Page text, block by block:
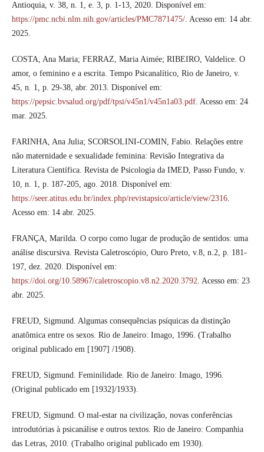
Antioquia, v. 38, n. 1, e. 3, p. 1-13, 2020. Disponível em:
https://pmc.ncbi.nlm.nih.gov/articles/PMC7871475/. Acesso em: 14 abr.
2025.
COSTA, Ana Maria; FERRAZ, Maria Aimée; RIBEIRO, Valdelice. O
amor, o feminino e a escrita. Tempo Psicanalítico, Rio de Janeiro, v.
45, n. 1, p. 29-38, abr. 2013. Disponível em:
https://pepsic.bvsalud.org/pdf/tpsi/v45n1/v45n1a03.pdf. Acesso em: 24
mar. 2025.
FARINHA, Ana Julia; SCORSOLINI-COMIN, Fabio. Relações entre
não maternidade e sexualidade feminina: Revisão Integrativa da
Literatura Científica. Revista de Psicologia da IMED, Passo Fundo, v.
10, n. 1, p. 187-205, ago. 2018. Disponível em:
https://seer.atitus.edu.br/index.php/revistapsico/article/view/2316.
Acesso em: 14 abr. 2025.
FRANÇA, Marilda. O corpo como lugar de produção de sentidos: uma
análise discursiva. Revista Caletroscópio, Ouro Preto, v.8, n.2, p. 181-
197, dez. 2020. Disponível em:
https://doi.org/10.58967/caletroscopio.v8.n2.2020.3792. Acesso em: 23
abr. 2025.
FREUD, Sigmund. Algumas consequências psíquicas da distinção
anatômica entre os sexos. Rio de Janeiro: Imago, 1996. (Trabalho
original publicado em [1907] /1908).
FREUD, Sigmund. Feminilidade. Rio de Janeiro: Imago, 1996.
(Original publicado em [1932]/1933).
FREUD, Sigmund. O mal-estar na civilização, novas conferências
introdutórias à psicanálise e outros textos. Rio de Janeiro: Companhia
das Letras, 2010. (Trabalho original publicado em 1930).